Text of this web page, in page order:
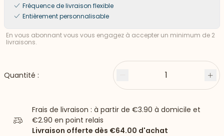
Fréquence de livraison flexible
Entièrement personnalisable
En vous abonnant vous vous engagez à accepter un minimum de 2
livraisons.
Quantité : Moins 1
Frais de livraison : à partir de €3.90 à domicile et
€2.90 en point relais
Livraison offerte dès €64.00 d'achat